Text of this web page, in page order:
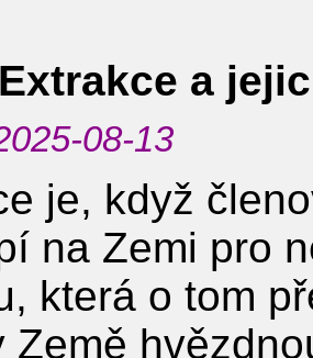
Extrakce a
08-13
je, když
na Zemi pro
která o tom
Země